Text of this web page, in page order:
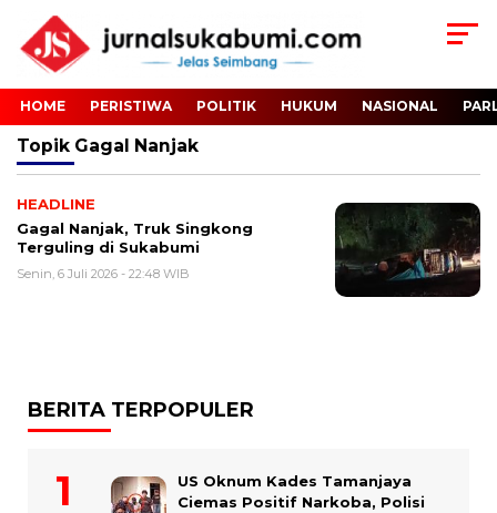
HOME PERISTIWA POLITIK HUKUM NASIONAL
Topik Gagal Nanjak
HEADLINE
Gagal Nanjak, Truk Singkong
Terguling di Sukabumi
Senin, 6 Juli 2026 - 22:48 WIB
BERITA TERPOPULER
US Oknum Kades Tamanjaya
Ciemas Positif Narkoba, Polisi